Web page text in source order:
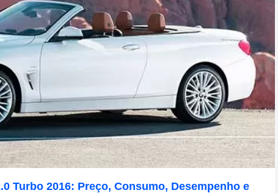
Turbo 2016: Preço, Consumo, Desempenho e